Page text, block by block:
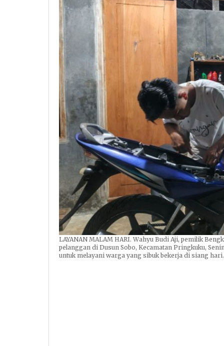
LAYANAN MALAM HARI. Wahyu Budi Aji, pemilik
pelanggan di Dusun Sobo, Kecamatan Pringkuku,
untuk melayani warga yang sibuk bekerja di siang